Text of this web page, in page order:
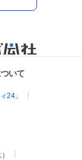
いて
24」